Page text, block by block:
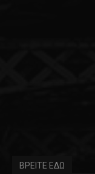
ΒΡΕΙΤΕ ΕΔΩ